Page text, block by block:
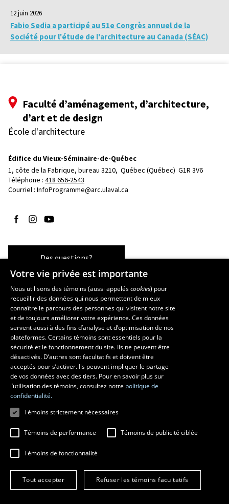
12 juin 2026
Fabio Sedia a participé au 51e Congrès annuel de la
Société pour l'étude de l'architecture au Canada (SÉAC)
Faculté d’aménagement, d’architecture,
d’art et de design
École d'architecture
Édifice du Vieux-Séminaire-de-Québec
1, côte de la Fabrique, bureau 3210, Québec (Québec)  G1R 3V6
Téléphone : 418 656-2543
Courriel : InfoProgramme@arc.ulaval.ca
Suivez-nous sur Facebook
Suivez-nous sur Instagram
Suivez-nous sur YouTube
Des questions?
Les écoles et la recherche
École d’art
École supérieure d’aménagement du territoire et de développement
régional
École de design
Centre de recherche en aménagement et développement
© 2026 Université Laval
Tous droits réservés
Conditions générales d'utilisation
Fraude en ligne
Votre vie privée est importante
Nous utilisons des témoins (aussi appeléscookies) pour
recueillir des données qui nous permettent de mieux
connaître le parcours des personnes qui visitent notre site
et de toujours améliorer votre expérience. Ces données
servent aussi à des fins d’analyse et d’optimisation de nos
plateformes. Certains témoins sont essentiels pour la
sécurité et le fonctionnement du site. Ils ne peuvent être
désactivés. D’autres sont facultatifs et doivent être
acceptés pour s’activer. Ils peuvent impliquer le partage
de vos données avec des tiers. Pour en savoir plus sur
l’utilisation des témoins, consultez notre politique de
confidentialité.
Témoins strictement nécessaires
Témoins de performance Témoins de publicité ciblée
Témoins de fonctionnalité
Tout accepter Refuser les témoins facultatifs